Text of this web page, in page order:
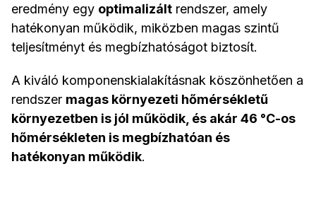
eredmény egy optimalizált rendszer, amely
hatékonyan működik, miközben magas szintű
teljesítményt és megbízhatóságot biztosít.
A kiváló komponenskialakításnak köszönhetően a
rendszer magas környezeti hőmérsékletű
környezetben is jól működik, és akár 46 °C-os
hőmérsékleten is megbízhatóan és
hatékonyan működik.